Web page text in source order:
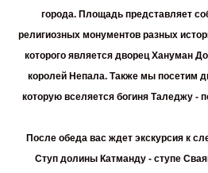
города. Площадь представляет
религиозных монументов разных
которого является дворец Хануман
королей Непала. Также мы посетим
которую вселяется богиня Таледжу -
После обеда вас ждет экскурсия к
Ступ долины Катманду - ступе